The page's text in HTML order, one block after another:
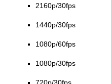
2160p/30fps
1440p/30fps
1080p/60fps
1080p/30fps